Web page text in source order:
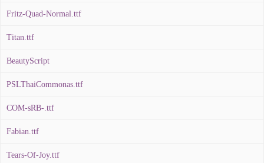
Fritz-Quad-Normal.ttf
Titan.ttf
BeautyScript
PSLThaiCommonas.ttf
COM-sRB-.ttf
Fabian.ttf
Tears-Of-Joy.ttf